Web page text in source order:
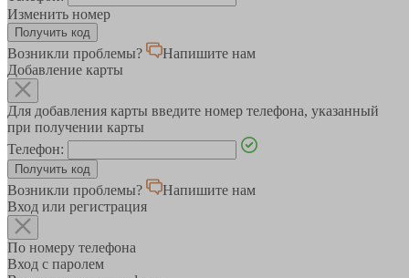
Изменить номер
Возникли проблемы?
Напишите нам
Добавление карты
Для добавления карты введите номер телефона, указанный
при получении карты
Телефон:
Возникли проблемы?
Напишите нам
Вход или регистрация
По номеру телефона
Вход с паролем